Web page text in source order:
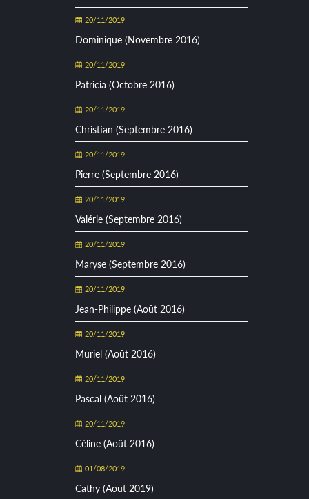
20/11/2019
Dominique (Novembre 2016)
20/11/2019
Patricia (Octobre 2016)
20/11/2019
Christian (Septembre 2016)
20/11/2019
Pierre (Septembre 2016)
20/11/2019
Valérie (Septembre 2016)
20/11/2019
Maryse (Septembre 2016)
20/11/2019
Jean-Philippe (Août 2016)
20/11/2019
Muriel (Août 2016)
20/11/2019
Pascal (Août 2016)
20/11/2019
Céline (Août 2016)
01/08/2019
Cathy (Aout 2019)